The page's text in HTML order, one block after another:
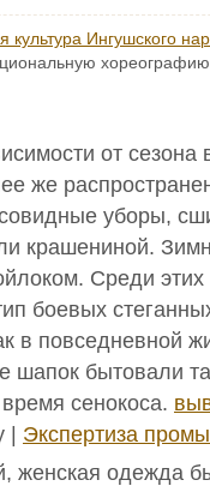
культура Ингушского
хореографию,
от сезона
же
уборы,
крашениной.
Среди
боевых
в повседневной
шапок бытовали
сенокоса.
| Экспертиза
женская одежда